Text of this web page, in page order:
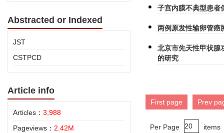
Abstracted or Indexed
JST
CSTPCD
Article info
Articles： 3,988
Pageviews： 2.42M
子宫内膜不典型患者
两例原发性输卵管癌
北京市先天性甲状腺
的研究
First page Prev
Per Page items